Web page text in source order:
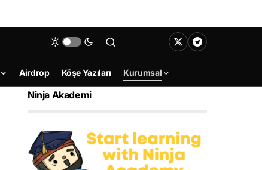
Airdrop Köşe Yazıları Kurumsal
Ninja Akademi